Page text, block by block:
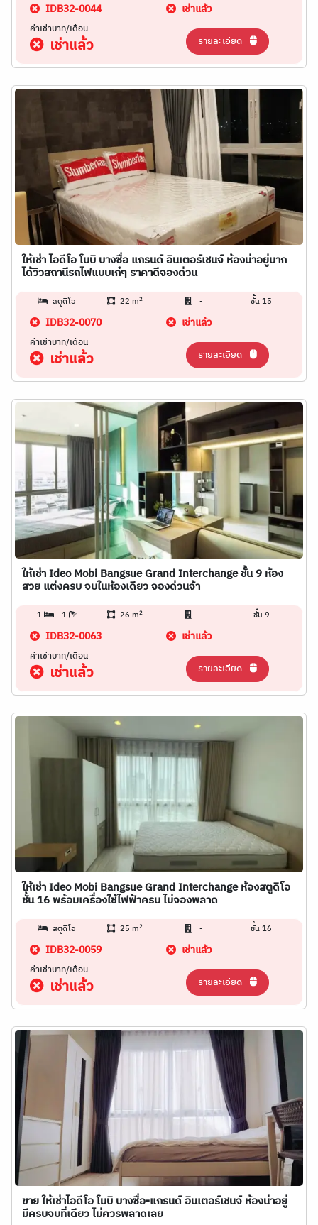
IDB32-0044 เช่าแล้ว
ค่าเช่าบาท/เดือน
เช่าแล้ว รายละเอียด
ให้เช่า ไอดีโอ โมบิ บางซื่อ แกรนด์ อินเตอร์เชนจ์ ห้องน่าอยู่มาก
ได้วิวสถานีรถไฟแบบเก๋ๆ ราคาดีจองด่วน
สตูดิโอ 22 m2 - ชั้น 15
IDB32-0070 เช่าแล้ว
ค่าเช่าบาท/เดือน
เช่าแล้ว รายละเอียด
ให้เช่า Ideo Mobi Bangsue Grand Interchange ชั้น 9 ห้อง
สวย แต่งครบ จบในห้องเดียว จองด่วนจ้า
1 1 26 m2 - ชั้น 9
IDB32-0063 เช่าแล้ว
ค่าเช่าบาท/เดือน
เช่าแล้ว รายละเอียด
ให้เช่า Ideo Mobi Bangsue Grand Interchange ห้องสตูดิโอ
ชั้น 16 พร้อมเครื่องใช้ไฟฟ้าครบ ไม่จองพลาด
สตูดิโอ 25 m2 - ชั้น 16
IDB32-0059 เช่าแล้ว
ค่าเช่าบาท/เดือน
เช่าแล้ว รายละเอียด
ขาย ให้เช่าไอดีโอ โมบิ บางซื่อ-แกรนด์ อินเตอร์เชนจ์ ห้องน่าอยู่
มีครบจบที่เดียว ไม่ควรพลาดเลย